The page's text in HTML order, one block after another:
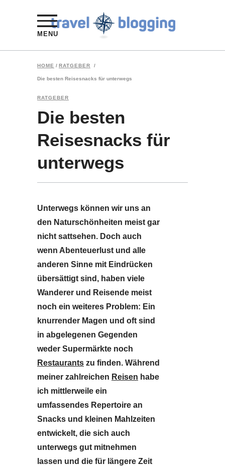
MENU
HOME / RATGEBER /
Die besten Reisesnacks für unterwegs
RATGEBER
Die besten
Reisesnacks für
unterwegs
Unterwegs können wir uns an
den Naturschönheiten meist gar
nicht sattsehen. Doch auch
wenn Abenteuerlust und alle
anderen Sinne mit Eindrücken
übersättigt sind, haben viele
Wanderer und Reisende meist
noch ein weiteres Problem: Ein
knurrender Magen und oft sind
in abgelegenen Gegenden
weder Supermärkte noch
Restaurants zu finden. Während
meiner zahlreichen Reisen habe
ich mittlerweile ein
umfassendes Repertoire an
Snacks und kleinen Mahlzeiten
entwickelt, die sich auch
unterwegs gut mitnehmen
lassen und die für längere Zeit